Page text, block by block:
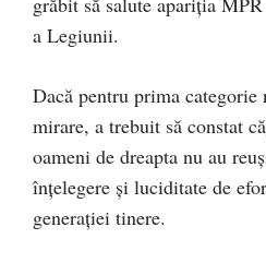
a Legiunii.
Dacă pentru prima
mirare, a trebuit să constat
oameni de dreapta nu au
înțelegere și luciditate de
generației tinere.